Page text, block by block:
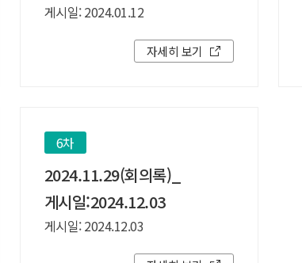
게시일: 2024.01.12
자세히 보기
6차
2024.11.29(회의록)_
게시일:2024.12.03
게시일: 2024.12.03